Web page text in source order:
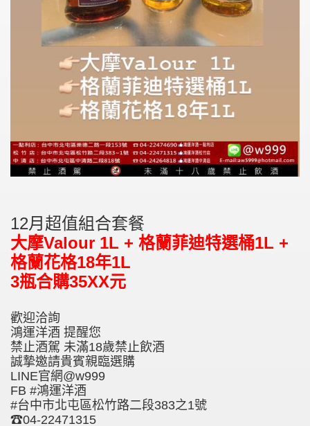
12月超值組合套餐
大摩Valour 1L + 格蘭菲迪特選桶1L +
格蘭花格18年1L
3瓶合購35XX元
歡迎洽詢
鴻運洋酒 提醒您
禁止酒駕 未滿18歲禁止飲酒
誠摯邀請貴賓親臨選購
LINE官網@w999
FB #鴻運洋酒
#台中市北屯區松竹路二段383之1號
☎04-22471315